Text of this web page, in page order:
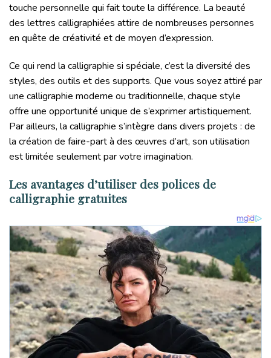
touche personnelle qui fait toute la différence. La beauté
des lettres calligraphiées attire de nombreuses personnes
en quête de créativité et de moyen d’expression.
Ce qui rend la calligraphie si spéciale, c’est la diversité des
styles, des outils et des supports. Que vous soyez attiré par
une calligraphie moderne ou traditionnelle, chaque style
offre une opportunité unique de s’exprimer artistiquement.
Par ailleurs, la calligraphie s’intègre dans divers projets : de
la création de faire-part à des œuvres d’art, son utilisation
est limitée seulement par votre imagination.
Les avantages d’utiliser des polices de
calligraphie gratuites